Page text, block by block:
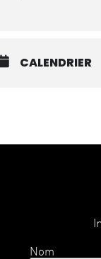
CALENDRIER
Nom